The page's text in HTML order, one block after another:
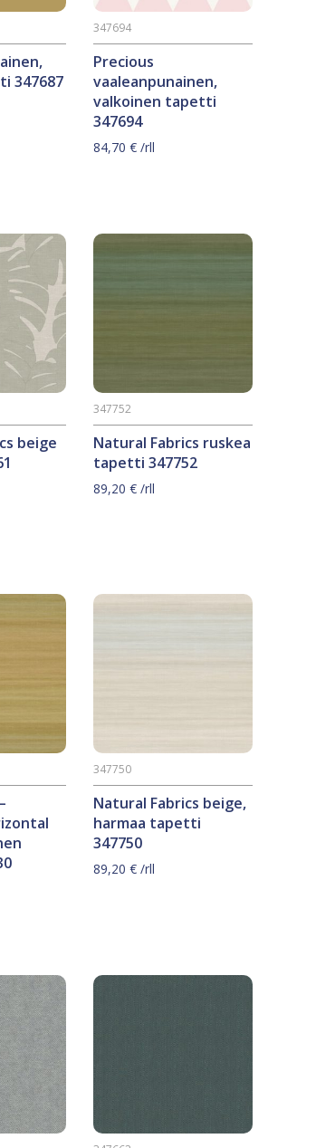
347687
Precious
vaaleanpunainen,
valkoinen tapetti
347694
347694
84,70€ /rll
beige
Natural Fabrics ruskea
tapetti 347752
347752
89,20€ /rll
Natural Fabrics beige,
harmaa tapetti
347750
347750
89,20€ /rll